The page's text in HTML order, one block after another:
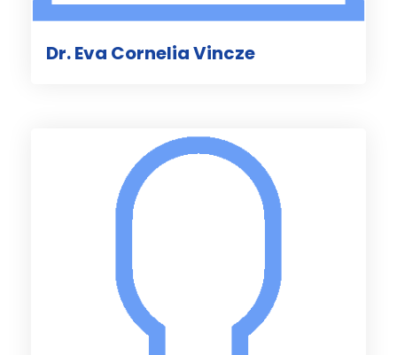
Dr. Eva Cornelia Vincze